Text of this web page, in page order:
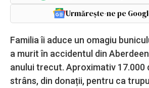
Urmărește-ne pe
Familia îi aduce un omagiu
a murit în accidentul din
anului trecut. Aproximativ 17.000
strâns, din donații, pentru ca